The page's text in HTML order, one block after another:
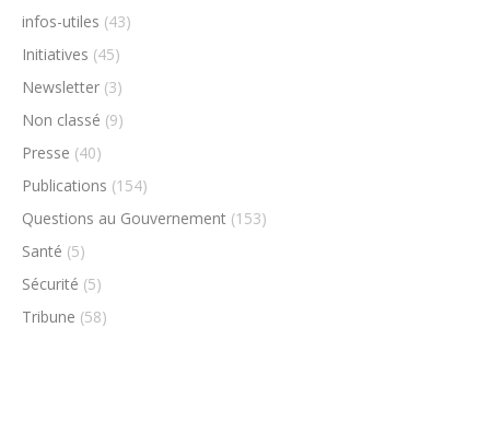
infos-utiles (43)
Initiatives (45)
Newsletter (3)
Non classé (9)
Presse (40)
Publications (154)
Questions au Gouvernement (153)
Santé (5)
Sécurité (5)
Tribune (58)